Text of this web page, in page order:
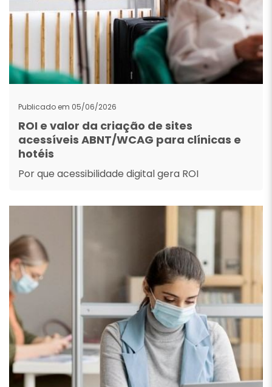
Publicado em 05/06/2026
ROI e valor da criação de sites
acessíveis ABNT/WCAG para clínicas e
hotéis
Por que acessibilidade digital gera ROI